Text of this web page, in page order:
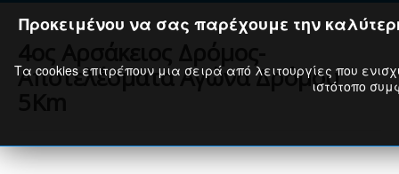
Αποτελέσματα Αγώνα Δρόμου
Προκειμένου να σας παρέχουμε την
Τα cookies επιτρέπουν μια σειρά από λειτουργίες που
ιστότοπο